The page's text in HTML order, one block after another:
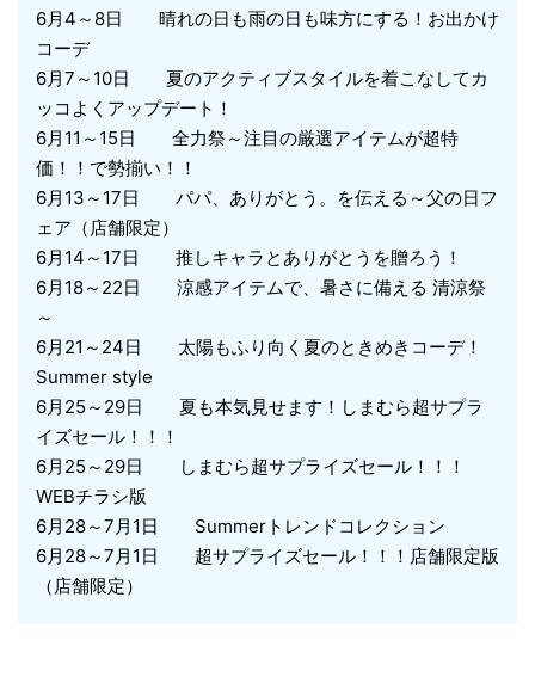
6月4～8日 晴れの日も雨の日も味方にする！お出かけ
コーデ
6月7～10日 夏のアクティブスタイルを着こなしてカ
ッコよくアップデート！
6月11～15日 全力祭～注目の厳選アイテムが超特
価！！で勢揃い！！
6月13～17日 パパ、ありがとう。を伝える～父の日フ
ェア（店舗限定）
6月14～17日 推しキャラとありがとうを贈ろう！
6月18～22日 涼感アイテムで、暑さに備える 清涼祭
～
6月21～24日 太陽もふり向く夏のときめきコーデ！
Summer style
6月25～29日 夏も本気見せます！しまむら超サプラ
イズセール！！！
6月25～29日 しまむら超サプライズセール！！！
WEBチラシ版
6月28～7月1日 Summerトレンドコレクション
6月28～7月1日 超サプライズセール！！！店舗限定版
（店舗限定）